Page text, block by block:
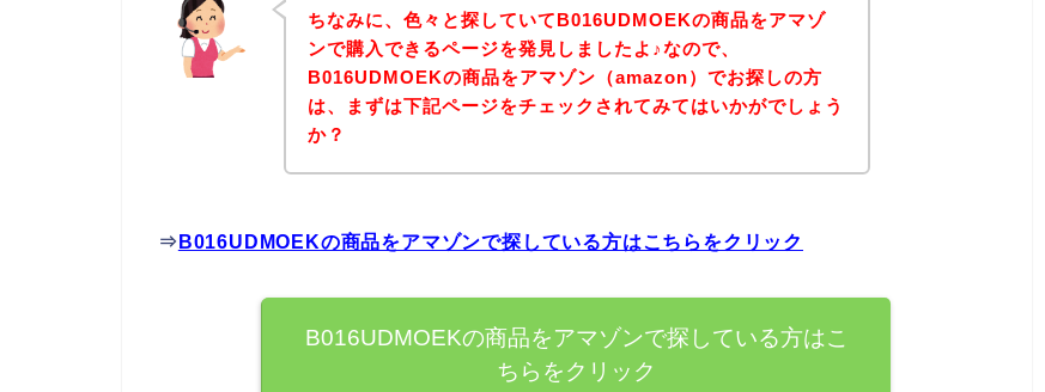
ちなみに、色々と探していてB016UDMOEKの商品をアマゾ
ンで購入できるページを発見しましたよ♪なので、
B016UDMOEKの商品をアマゾン（amazon）でお探しの方
は、まずは下記ページをチェックされてみてはいかがでしょう
か？
⇒ B016UDMOEKの商品をアマゾンで探している方はこちらをクリック
B016UDMOEKの商品をアマゾンで探している方はこ
ちらをクリック